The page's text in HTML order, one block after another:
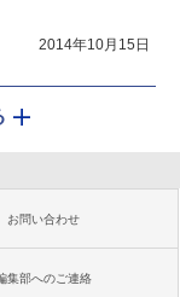
2014年10月15日
お問い合わせ
集部へのご連絡